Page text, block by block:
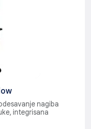
nagiba
integrisana